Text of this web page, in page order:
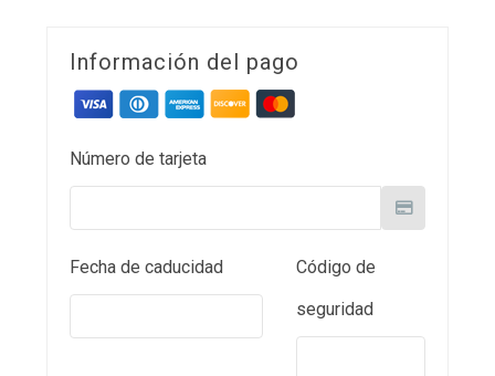
Información del pago
Número de tarjeta
Fecha de caducidad
Código de
seguridad